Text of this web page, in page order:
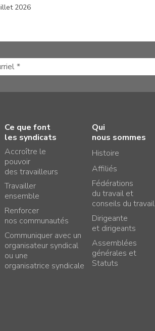
2026
Ce que font
les syndicats
Accroître le
pouvoir
des travailleurs
Travailler
ensemble
Renforcer
nos communautés
Communiquer avec un
organisateur syndical
ou une
organisatrice syndicale
Qui
nous sommes
Histoire
Affiliés
Fédérations
du travail et
conseils du travail
Dirigeante
et dirigeants
Assemblées
générales et
Statuts